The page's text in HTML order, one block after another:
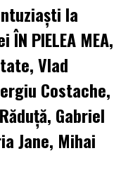
la
PIELEA MEA,
Vlad
Costache,
Gabriel
Jane, Mihai